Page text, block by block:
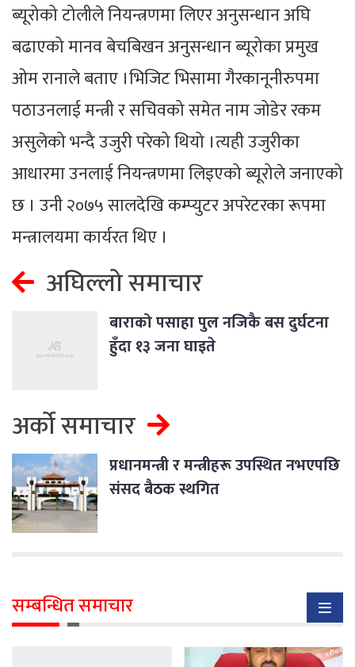
ब्यूरोको टोलीले नियन्त्रणमा लिएर अनुसन्धान अघि
बढाएको मानव बेचबिखन अनुसन्धान ब्यूरोका प्रमुख
ओम रानाले बताए ।भिजिट भिसामा गैरकानूनीरुपमा
पठाउनलाई मन्त्री र सचिवको समेत नाम जोडेर रकम
असुलेको भन्दै उजुरी परेको थियो ।त्यही उजुरीका
आधारमा उनलाई नियन्त्रणमा लिइएको ब्यूरोले जनाएको
छ । उनी २०७५ सालदेखि कम्प्युटर अपरेटरका रूपमा
मन्त्रालयमा कार्यरत थिए ।
अघिल्लो समाचार
बाराको पसाहा पुल नजिकै बस दुर्घटना
हुँदा १३ जना घाइते
अर्को समाचार
प्रधानमन्त्री र मन्त्रीहरू उपस्थित नभएपछि
संसद बैठक स्थगित
सम्बन्धित समाचार